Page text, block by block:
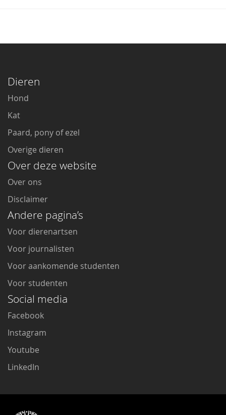
Dieren
Hond
Kat
Paard, pony of ezel
Overige dieren
Over deze website
Over ons
Disclaimer
Andere pagina’s
Voor dierenartsen
Voor journalisten
Voor aankomende studenten
Voor studenten
Social media
Facebook
Instagram
Youtube
LinkedIn